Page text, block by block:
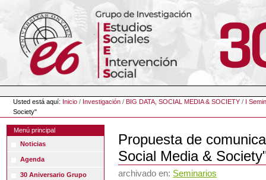
contenido.
navegación
Herramientas
Personales
Usted está aquí: Inicio / Investigación /BIG DATA, SOCIAL MEDIA & SOCIETY / I
Society"
Menú principal
Noticias
Agenda
30 Aniversario Grupo
Propuesta de
Social Media &
archivado en: Seminarios